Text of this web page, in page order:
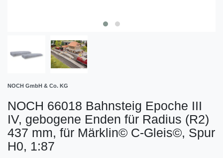
NOCH GmbH & Co. KG
NOCH 66018 Bahnsteig Epoche III 
IV, gebogene Enden für Radius (R2)
437 mm, für Märklin© C-Gleis©, Spur
H0, 1:87